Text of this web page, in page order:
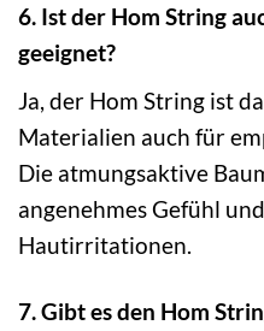
6. Ist der Hom String
geeignet?
Ja, der Hom String ist
Materialien auch für
Die atmungsaktive
angenehmes Gefühl
Hautirritationen.
7. Gibt es den Hom